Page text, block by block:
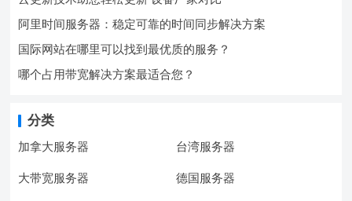
阿里时间服务器：稳定可靠的时间同步解决方案
国际网站在哪里可以找到最优质的服务？
哪个占用带宽解决方案最适合您？
分类
加拿大服务器 台湾服务器
大带宽服务器 德国服务器